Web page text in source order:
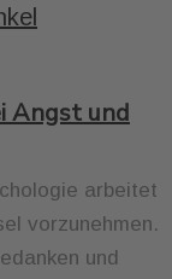
Angst und
arbeitet
vorzunehmen.
und